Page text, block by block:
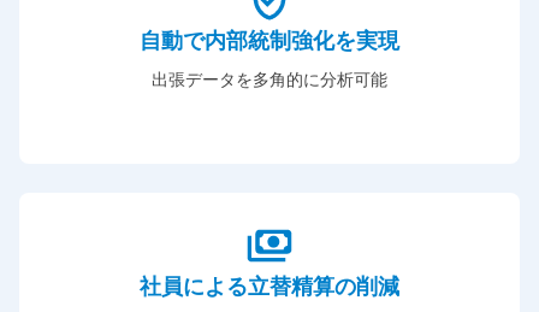
自動で内部統制強化を実現
出張データを多角的に分析可能
社員による立替精算の削減